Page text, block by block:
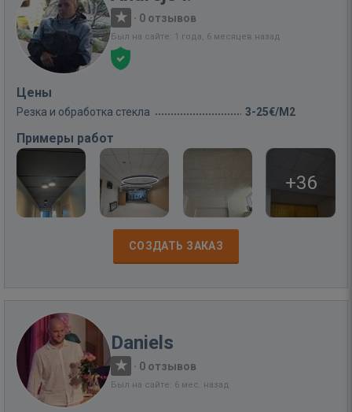
· 0 отзывов
Был на сайте: 1 года, 6 месяцев назад
Цены
Резка и обработка стекла 3-25€/M2
Примеры работ
+36
СОЗДАТЬ ЗАКАЗ
Daniels
· 0 отзывов
Был на сайте: 6 мес. назад